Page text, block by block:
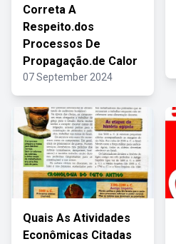
Correta A
Respeito.dos
Processos De
Propagação.de Calor
07 September 2024
Quais As Atividades
Econômicas Citadas